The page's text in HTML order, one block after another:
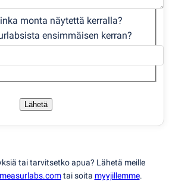
monta näytettä kerralla?
ensimmäisen kerran?
Lähetä
tai tarvitsetko apua? Lähetä meille
tai soita myyjillemme.